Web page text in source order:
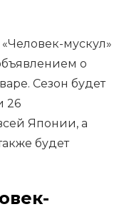
мускул»
о
Сезон будет
26
Японии, а
будет